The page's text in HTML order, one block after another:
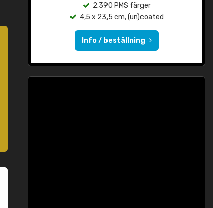
2.390 PMS färger
4,5 x 23,5 cm, (un)coated
Info / beställning